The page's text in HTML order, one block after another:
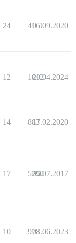
24 4161
05.09.2020
12 1012
20.04.2024
14 883
17.02.2020
17 5290
06.07.2017
10 978
03.06.2023